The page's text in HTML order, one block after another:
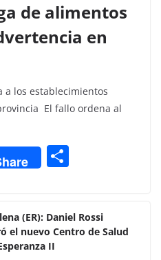
de alimentos
en
a los establecimientos
El fallo ordena al
p
ar
(ER): Daniel Rossi
el nuevo Centro de Salud
II